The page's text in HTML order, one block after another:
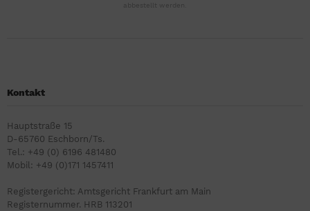
abbestellt werden.
Kontakt
Hauptstraße 15
D-65760 Eschborn/Ts.
Tel.: +49 (0) 6196 481480
Mobil: +49 (0)171 1457411
Registergericht: Amtsgericht Frankfurt am Main
Registernummer. HRB 113201